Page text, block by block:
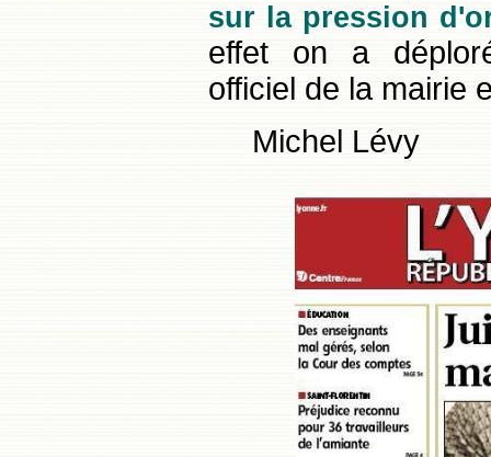
sur la pression
effet on a
officiel de la mairie
Michel Lévy